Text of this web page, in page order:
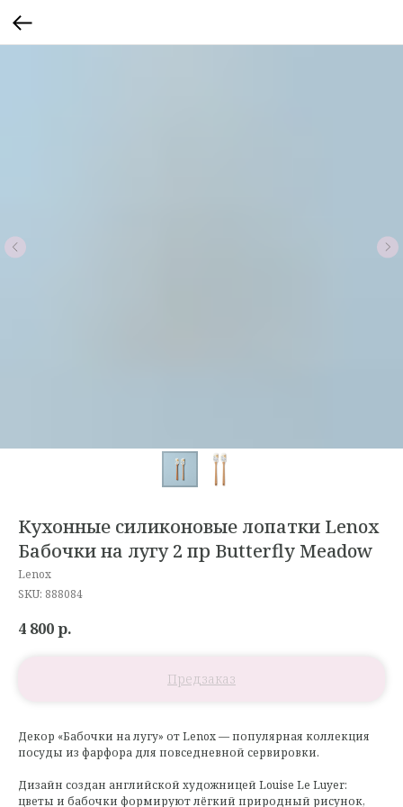
Кухонные силиконовые лопатки Lenox
Бабочки на лугу 2 пр Butterfly Meadow
Lenox
SKU: 888084
4 800р.
Декор «Бабочки на лугу» от Lenox — популярная коллекция
посуды из фарфора для повседневной сервировки.
Дизайн создан английской художницей Louise Le Luyer:
цветы и бабочки формируют лёгкий природный рисунок,